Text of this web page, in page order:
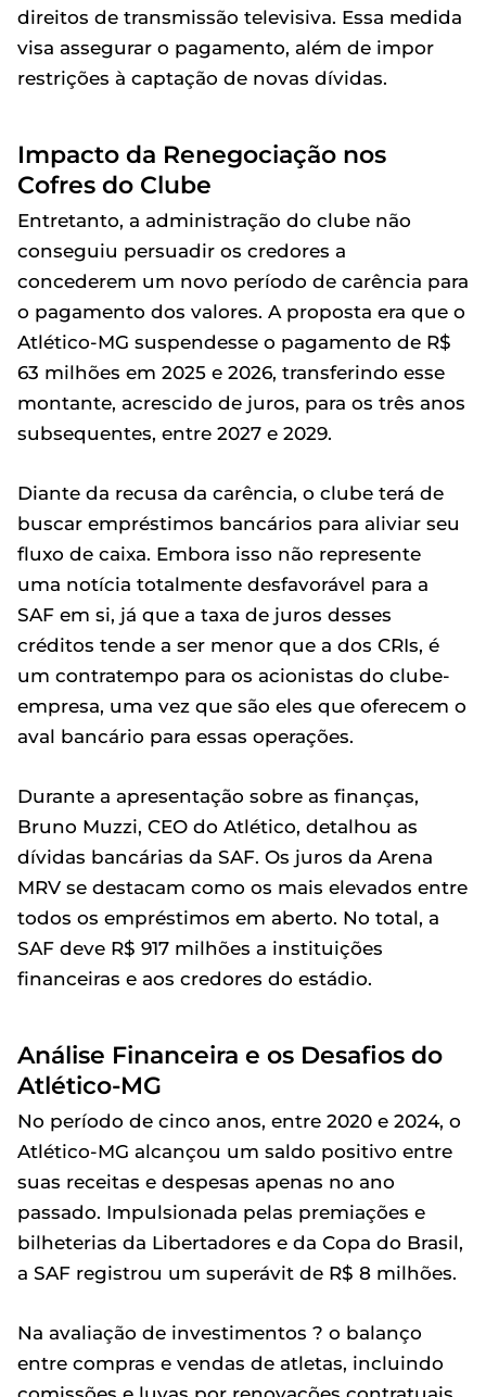
direitos de transmissão televisiva. Essa medida
visa assegurar o pagamento, além de impor
restrições à captação de novas dívidas.
Impacto da Renegociação nos
Cofres do Clube
Entretanto, a administração do clube não
conseguiu persuadir os credores a
concederem um novo período de carência para
o pagamento dos valores. A proposta era que o
Atlético-MG suspendesse o pagamento de R$
63 milhões em 2025 e 2026, transferindo esse
montante, acrescido de juros, para os três anos
subsequentes, entre 2027 e 2029.
Diante da recusa da carência, o clube terá de
buscar empréstimos bancários para aliviar seu
fluxo de caixa. Embora isso não represente
uma notícia totalmente desfavorável para a
SAF em si, já que a taxa de juros desses
créditos tende a ser menor que a dos CRIs, é
um contratempo para os acionistas do clube-
empresa, uma vez que são eles que oferecem o
aval bancário para essas operações.
Durante a apresentação sobre as finanças,
Bruno Muzzi, CEO do Atlético, detalhou as
dívidas bancárias da SAF. Os juros da Arena
MRV se destacam como os mais elevados entre
todos os empréstimos em aberto. No total, a
SAF deve R$ 917 milhões a instituições
financeiras e aos credores do estádio.
Análise Financeira e os Desafios do
Atlético-MG
No período de cinco anos, entre 2020 e 2024, o
Atlético-MG alcançou um saldo positivo entre
suas receitas e despesas apenas no ano
passado. Impulsionada pelas premiações e
bilheterias da Libertadores e da Copa do Brasil,
a SAF registrou um superávit de R$ 8 milhões.
Na avaliação de investimentos ? o balanço
entre compras e vendas de atletas, incluindo